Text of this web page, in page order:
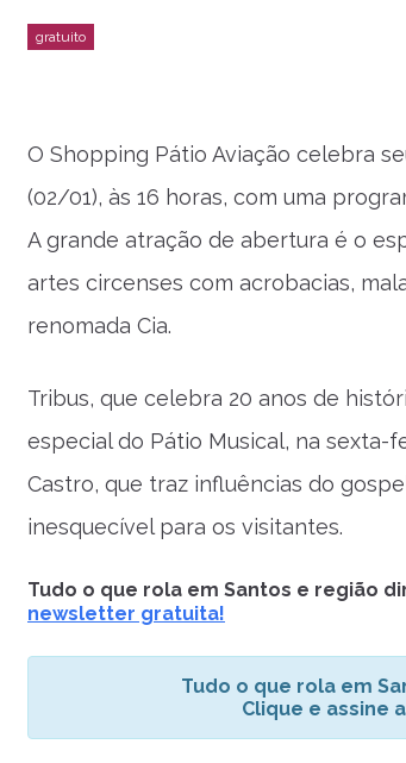
O Shopping Pátio Aviação celebra
(02/01), às 16 horas, com uma
A grande atração de abertura é o
artes circenses com acrobacias,
renomada Cia.
Tribus, que celebra 20 anos de
especial do Pátio Musical, na sexta-
Castro, que traz influências do
inesquecível para os visitantes.
Tudo o que rola em Santos e região
newsletter gratuita!
Tudo o que rola em
Clique e assine